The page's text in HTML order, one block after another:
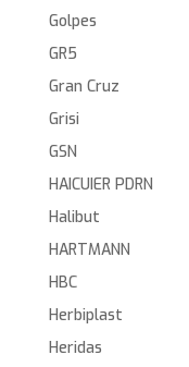
Golpes
GR5
Gran Cruz
Grisi
GSN
HAICUIER PDRN
Halibut
HARTMANN
HBC
Herbiplast
Heridas